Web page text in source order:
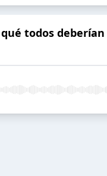
todos